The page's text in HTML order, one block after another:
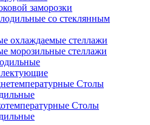
заморозки
со стеклянным
охлаждаемые стеллажи
морозильные стеллажи
Столы
Столы